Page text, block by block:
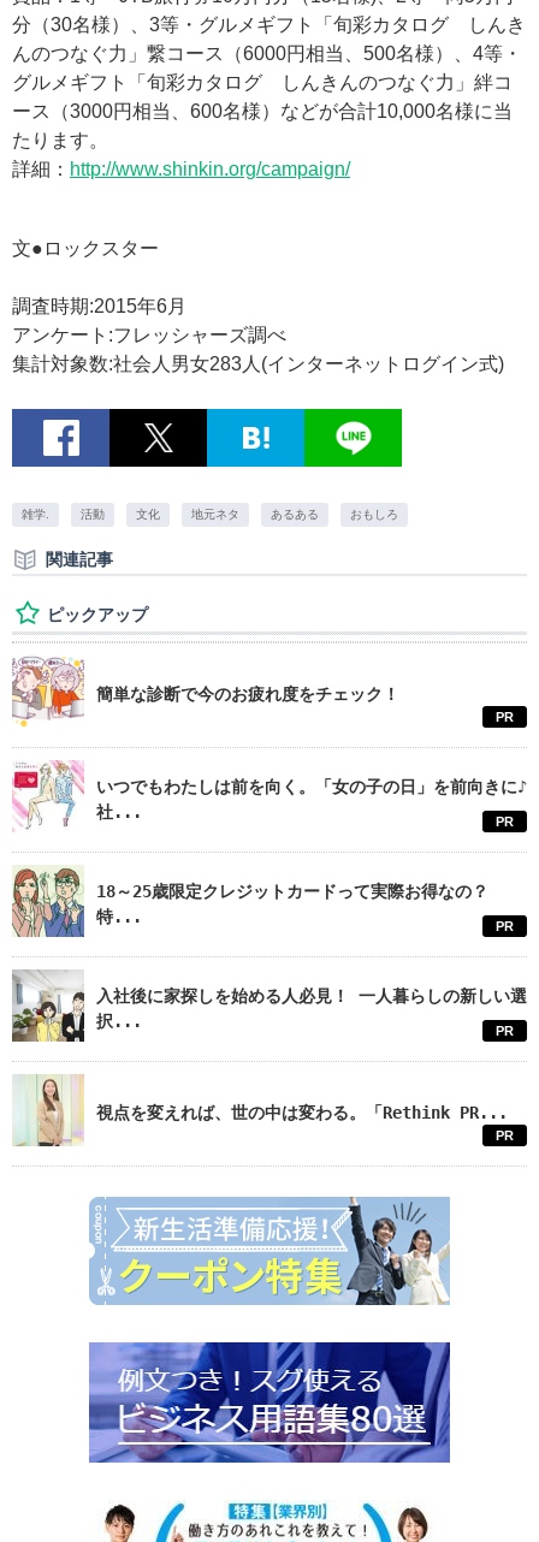
分（30名様）、3等・グルメギフト「旬彩カタログ しんき
んのつなぐ力」繋コース（6000円相当、500名様）、4等・
グルメギフト「旬彩カタログ しんきんのつなぐ力」絆コ
ース（3000円相当、600名様）などが合計10,000名様に当
たります。
詳細： http://www.shinkin.org/campaign/
文●ロックスター
調査時期:2015年6月
アンケート:フレッシャーズ調べ
集計対象数:社会人男女283人(インターネットログイン式)
雑学. 活動 文化 地元ネタ あるある おもしろ
関連記事
ピックアップ
簡単な診断で今のお疲れ度をチェック！
PR
いつでもわたしは前を向く。「女の子の日」を前向きに♪
社...
PR
18～25歳限定クレジットカードって実際お得なの？
特...
PR
入社後に家探しを始める人必見！ 一人暮らしの新しい選
択...
PR
視点を変えれば、世の中は変わる。「Rethink PR...
PR